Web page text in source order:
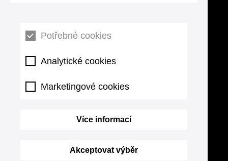
Potřebné cookies
Analytické cookies
Marketingové cookies
Více informací
Akceptovat výběr